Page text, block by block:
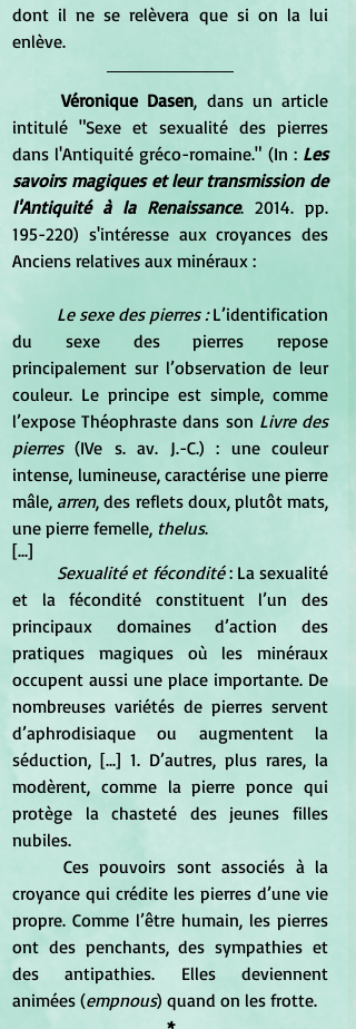
dont il ne se relèvera que si on la lui
enlève.
Véronique Dasen, dans un article
intitulé "Sexe et sexualité des pierres
dans l'Antiquité gréco-romaine." (In : Les
savoirs magiques et leur transmission de
l'Antiquité à la Renaissance. 2014. pp.
195-220) s'intéresse aux croyances des
Anciens relatives aux minéraux :
Le sexe des pierres : L’identification
du sexe des pierres repose
principalement sur l’observation de leur
couleur. Le principe est simple, comme
l’expose Théophraste dans son Livre des
pierres (IVe s. av. J.-C.) : une couleur
intense, lumineuse, caractérise une pierre
mâle, arren, des reflets doux, plutôt mats,
une pierre femelle, thelus.
[...]
Sexualité et fécondité : La sexualité
et la fécondité constituent l’un des
principaux domaines d’action des
pratiques magiques où les minéraux
occupent aussi une place importante. De
nombreuses variétés de pierres servent
d’aphrodisiaque ou augmentent la
séduction, [...] 1. D’autres, plus rares, la
modèrent, comme la pierre ponce qui
protège la chasteté des jeunes filles
nubiles.
croyance qui crédite les pierres d’une vie
propre. Comme l’être humain, les pierres
ont des penchants, des sympathies et
des antipathies. Elles deviennent
animées (empnous) quand on les frotte.